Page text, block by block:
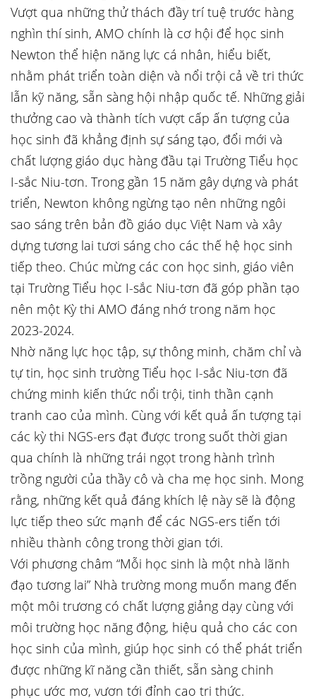
Vượt qua những thử thách đầy trí tuệ trước hàng
nghìn thí sinh, AMO chính là cơ hội để học sinh
Newton thể hiện năng lực cá nhân, hiểu biết,
nhằm phát triển toàn diện và nổi trội cả về tri thức
lẫn kỹ năng, sẵn sàng hội nhập quốc tế. Những giải
thưởng cao và thành tích vượt cấp ấn tượng của
học sinh đã khẳng định sự sáng tạo, đổi mới và
chất lượng giáo dục hàng đầu tại Trường Tiểu học
I-sắc Niu-tơn. Trong gần 15 năm gây dựng và phát
triển, Newton không ngừng tạo nên những ngôi
sao sáng trên bản đồ giáo dục Việt Nam và xây
dựng tương lai tươi sáng cho các thế hệ học sinh
tiếp theo. Chúc mừng các con học sinh, giáo viên
tại Trường Tiểu học I-sắc Niu-tơn đã góp phần tạo
nên một Kỳ thi AMO đáng nhớ trong năm học
2023-2024.
Nhờ năng lực học tập, sự thông minh, chăm chỉ và
tự tin, học sinh trường Tiểu học I-sắc Niu-tơn đã
chứng minh kiến thức nổi trội, tinh thần cạnh
tranh cao của mình. Cùng với kết quả ấn tượng tại
các kỳ thi NGS-ers đạt được trong suốt thời gian
qua chính là những trái ngọt trong hành trình
trồng người của thầy cô và cha mẹ học sinh. Mong
rằng, những kết quả đáng khích lệ này sẽ là động
lực tiếp theo sức mạnh để các NGS-ers tiến tới
nhiều thành công trong thời gian tới.
Với phương châm “Mỗi học sinh là một nhà lãnh
đạo tương lai” Nhà trường mong muốn mang đến
một môi trương có chất lượng giảng dạy cùng với
môi trường học năng động, hiệu quả cho các con
học sinh của mình, giúp học sinh có thể phát triển
được những kĩ năng cần thiết, sẵn sàng chinh
phục ước mơ, vươn tới đỉnh cao tri thức.